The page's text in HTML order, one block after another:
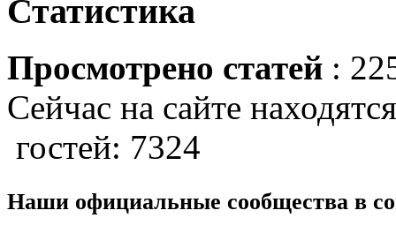
Статистика
Просмотрено статей :
Сейчас на сайте
гостей: 7324
Наши официальные сообщества в